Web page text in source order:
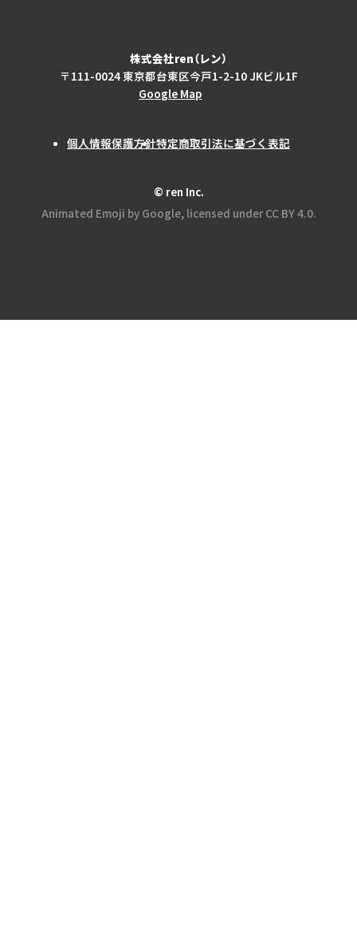
株式会社ren（レン）
〒111-0024 東京都台東区今戸1-2-10 JKビル1F
Google Map
個人情報保護方針特定商取引法に基づく表記
© ren Inc.
Animated Emoji by Google, licensed under CC BY 4.0.